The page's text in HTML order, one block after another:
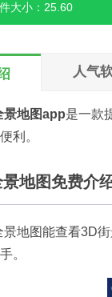
大小：25.60
人气
景地图app是一款
利。
地图免费介
景地图能查看3D
。